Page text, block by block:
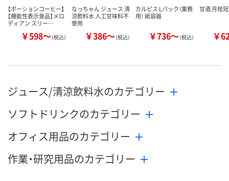
【ポーションコーヒー】
【機能性表示食品】メロ
ディアン スリー…
￥598～（税込）
なっちゃん ジュース 清
涼飲料水 人工甘味料不
使用
￥386～（税込）
カルピス Lパック（業務
用） 紙容器
￥736～（税込）
甘酒 月桂
￥
ジュース/清涼飲料水のカテゴリー
ソフトドリンクのカテゴリー
オフィス用品のカテゴリー
作業・研究用品のカテゴリー